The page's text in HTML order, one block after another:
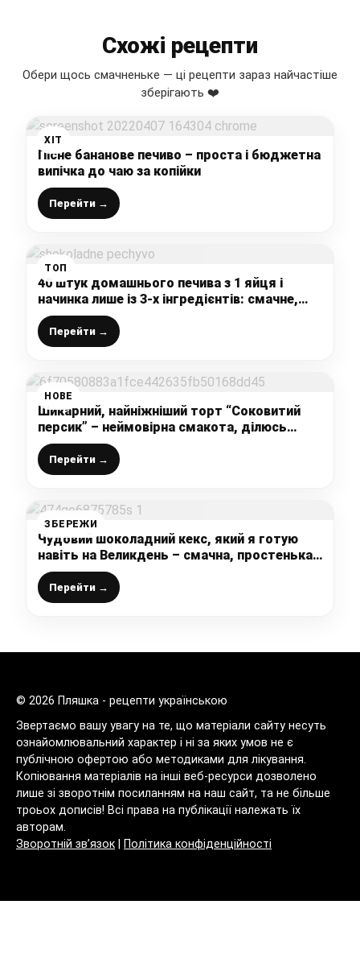
Схожі рецепти
Обери щось смачненьке — ці рецепти зараз найчастіше
зберігають ❤️
ХІТ
Пісне бананове печиво – проста і бюджетна
випічка до чаю за копійки
Перейти →
ТОП
40 штук домашнього печива з 1 яйця і
начинка лише із 3-х інгредієнтів: смачне,
ніжне, м’яке і ароматне, такого в магазині
не купиш
Перейти →
НОВЕ
Шикарний, найніжніший торт “Соковитий
персик” – неймовірна смакота, ділюсь
рецептом приготування
Перейти →
ЗБЕРЕЖИ
Чудовий шоколадний кекс, який я готую
навіть на Великдень – смачна, простенька
та швидка паска на кефірі без дріжджів
Перейти →
© 2026 Пляшка - рецепти українською
Звертаємо вашу увагу на те, що матеріали сайту несуть
ознайомлювальний характер і ні за яких умов не є
публічною офертою або методиками для лікування.
Копіювання матеріалів на інші веб-ресурси дозволено
лише зі зворотнім посиланням на наш сайт, та не більше
троьох дописів! Всі права на публікації належать їх
авторам.
Зворотній зв’язок
Політика конфіденційності